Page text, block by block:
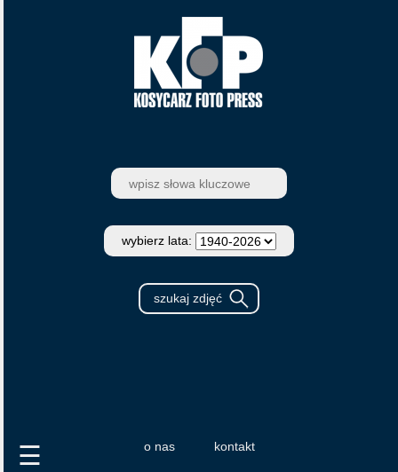
wybierz lata:
o nas kontakt
☰